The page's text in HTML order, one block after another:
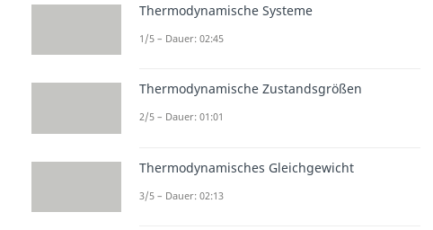
Thermodynamische Systeme
1/5 – Dauer: 02:45
Thermodynamische Zustandsgrößen
2/5 – Dauer: 01:01
Thermodynamisches Gleichgewicht
3/5 – Dauer: 02:13